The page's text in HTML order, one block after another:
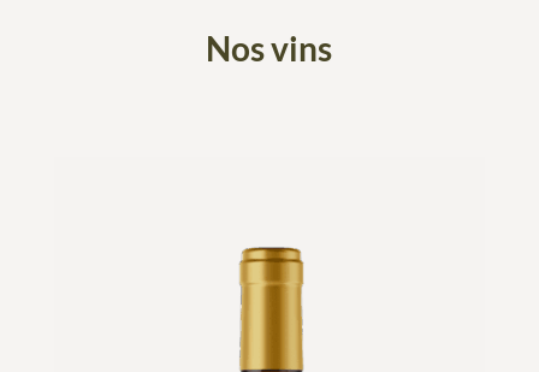
Nos vins